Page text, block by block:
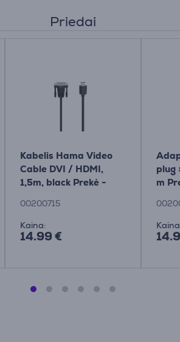
Priedai
Kabelis Hama Video
Cable DVI / HDMI,
1,5m, black Prekė -
00200715
Kaina:
14.99 €
plug
m